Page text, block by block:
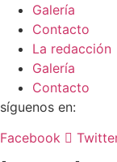
Galería
Contacto
La redacción
Galería
Contacto
síguenos en:
Facebook